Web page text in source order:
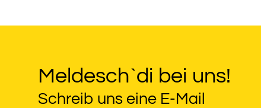
Meldesch`di bei uns!
Schreib uns eine E-Mail